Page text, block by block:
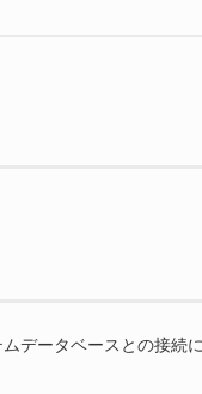
データベースとの接続